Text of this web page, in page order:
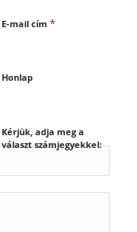
E-mail cím *
Honlap
Kérjük, adja meg a
választ számjegyekkel: